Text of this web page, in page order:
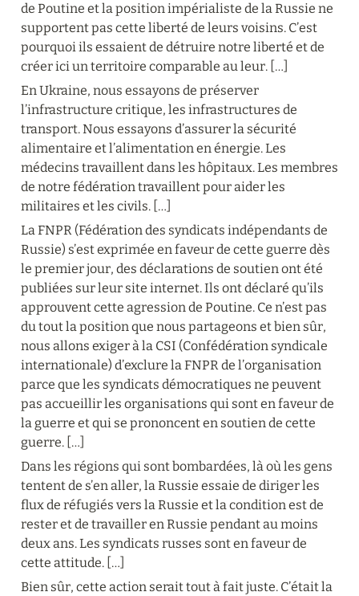
de Poutine et la position impérialiste de la Russie ne
supportent pas cette liberté de leurs voisins. C’est
pourquoi ils essaient de détruire notre liberté et de
créer ici un territoire comparable au leur. […]
En Ukraine, nous essayons de préserver
l’infrastructure critique, les infrastructures de
transport. Nous essayons d’assurer la sécurité
alimentaire et l’alimentation en énergie. Les
médecins travaillent dans les hôpitaux. Les membres
de notre fédération travaillent pour aider les
militaires et les civils. […]
La FNPR (Fédération des syndicats indépendants de
Russie) s’est exprimée en faveur de cette guerre dès
le premier jour, des déclarations de soutien ont été
publiées sur leur site internet. Ils ont déclaré qu’ils
approuvent cette agression de Poutine. Ce n’est pas
du tout la position que nous partageons et bien sûr,
nous allons exiger à la CSI (Confédération syndicale
internationale) d’exclure la FNPR de l’organisation
parce que les syndicats démocratiques ne peuvent
pas accueillir les organisations qui sont en faveur de
la guerre et qui se prononcent en soutien de cette
guerre. […]
Dans les régions qui sont bombardées, là où les gens
tentent de s’en aller, la Russie essaie de diriger les
flux de réfugiés vers la Russie et la condition est de
rester et de travailler en Russie pendant au moins
deux ans. Les syndicats russes sont en faveur de
cette attitude. […]
Bien sûr, cette action serait tout à fait juste. C’était la